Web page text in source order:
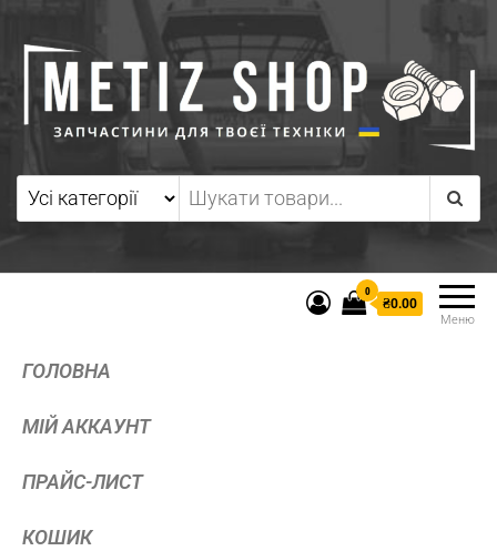
Меню
0
₴0.00
ГОЛОВНА
МІЙ АККАУНТ
ПРАЙС-ЛИСТ
КОШИК